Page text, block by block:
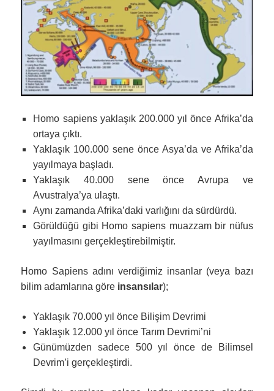
Homo sapiens yaklaşık 200.000 yıl önce Afrika’da
ortaya çıktı.
Yaklaşık 100.000 sene önce Asya’da ve Afrika’da
yayılmaya başladı.
Yaklaşık 40.000 sene önce Avrupa ve
Avustralya’ya ulaştı.
Aynı zamanda Afrika’daki varlığını da sürdürdü.
Görüldüğü gibi Homo sapiens muazzam bir nüfus
yayılmasını gerçekleştirebilmiştir.
Homo Sapiens adını verdiğimiz insanlar (veya bazı
bilim adamlarına göre insansılar);
Yaklaşık 70.000 yıl önce Bilişim Devrimi
Yaklaşık 12.000 yıl önce Tarım Devrimi’ni
Günümüzden sadece 500 yıl önce de Bilimsel
Devrim’i gerçekleştirdi.